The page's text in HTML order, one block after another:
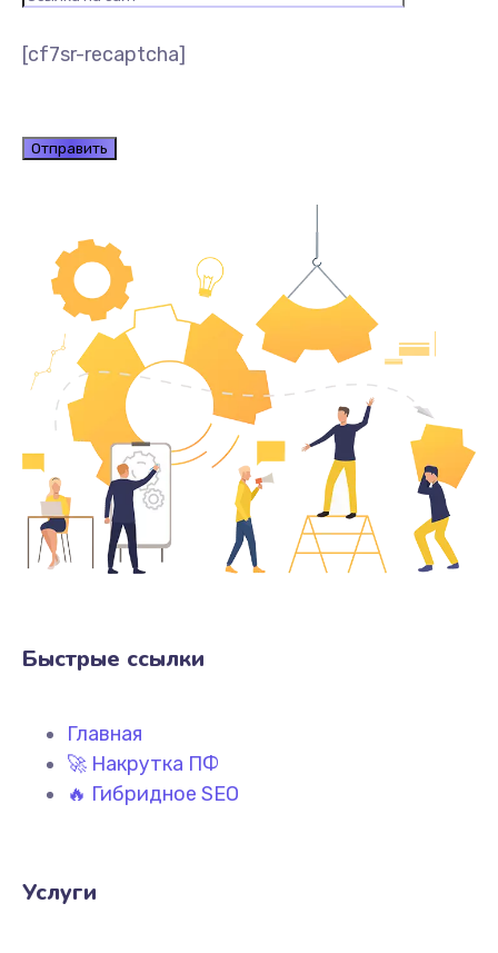
[cf7sr-recaptcha]
Быстрые ссылки
Главная
🚀 Накрутка ПФ
🔥 Гибридное SEO
Услуги